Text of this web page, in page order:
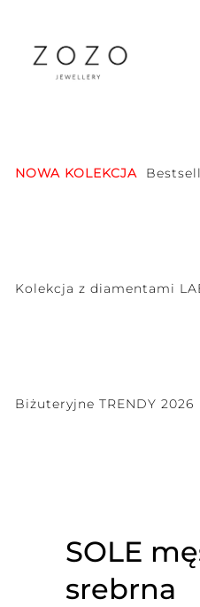
NOWA KOLEKCJA
Kolekcja z diamentami
Biżuteryjne TRENDY 2026
SOLE
srebrna